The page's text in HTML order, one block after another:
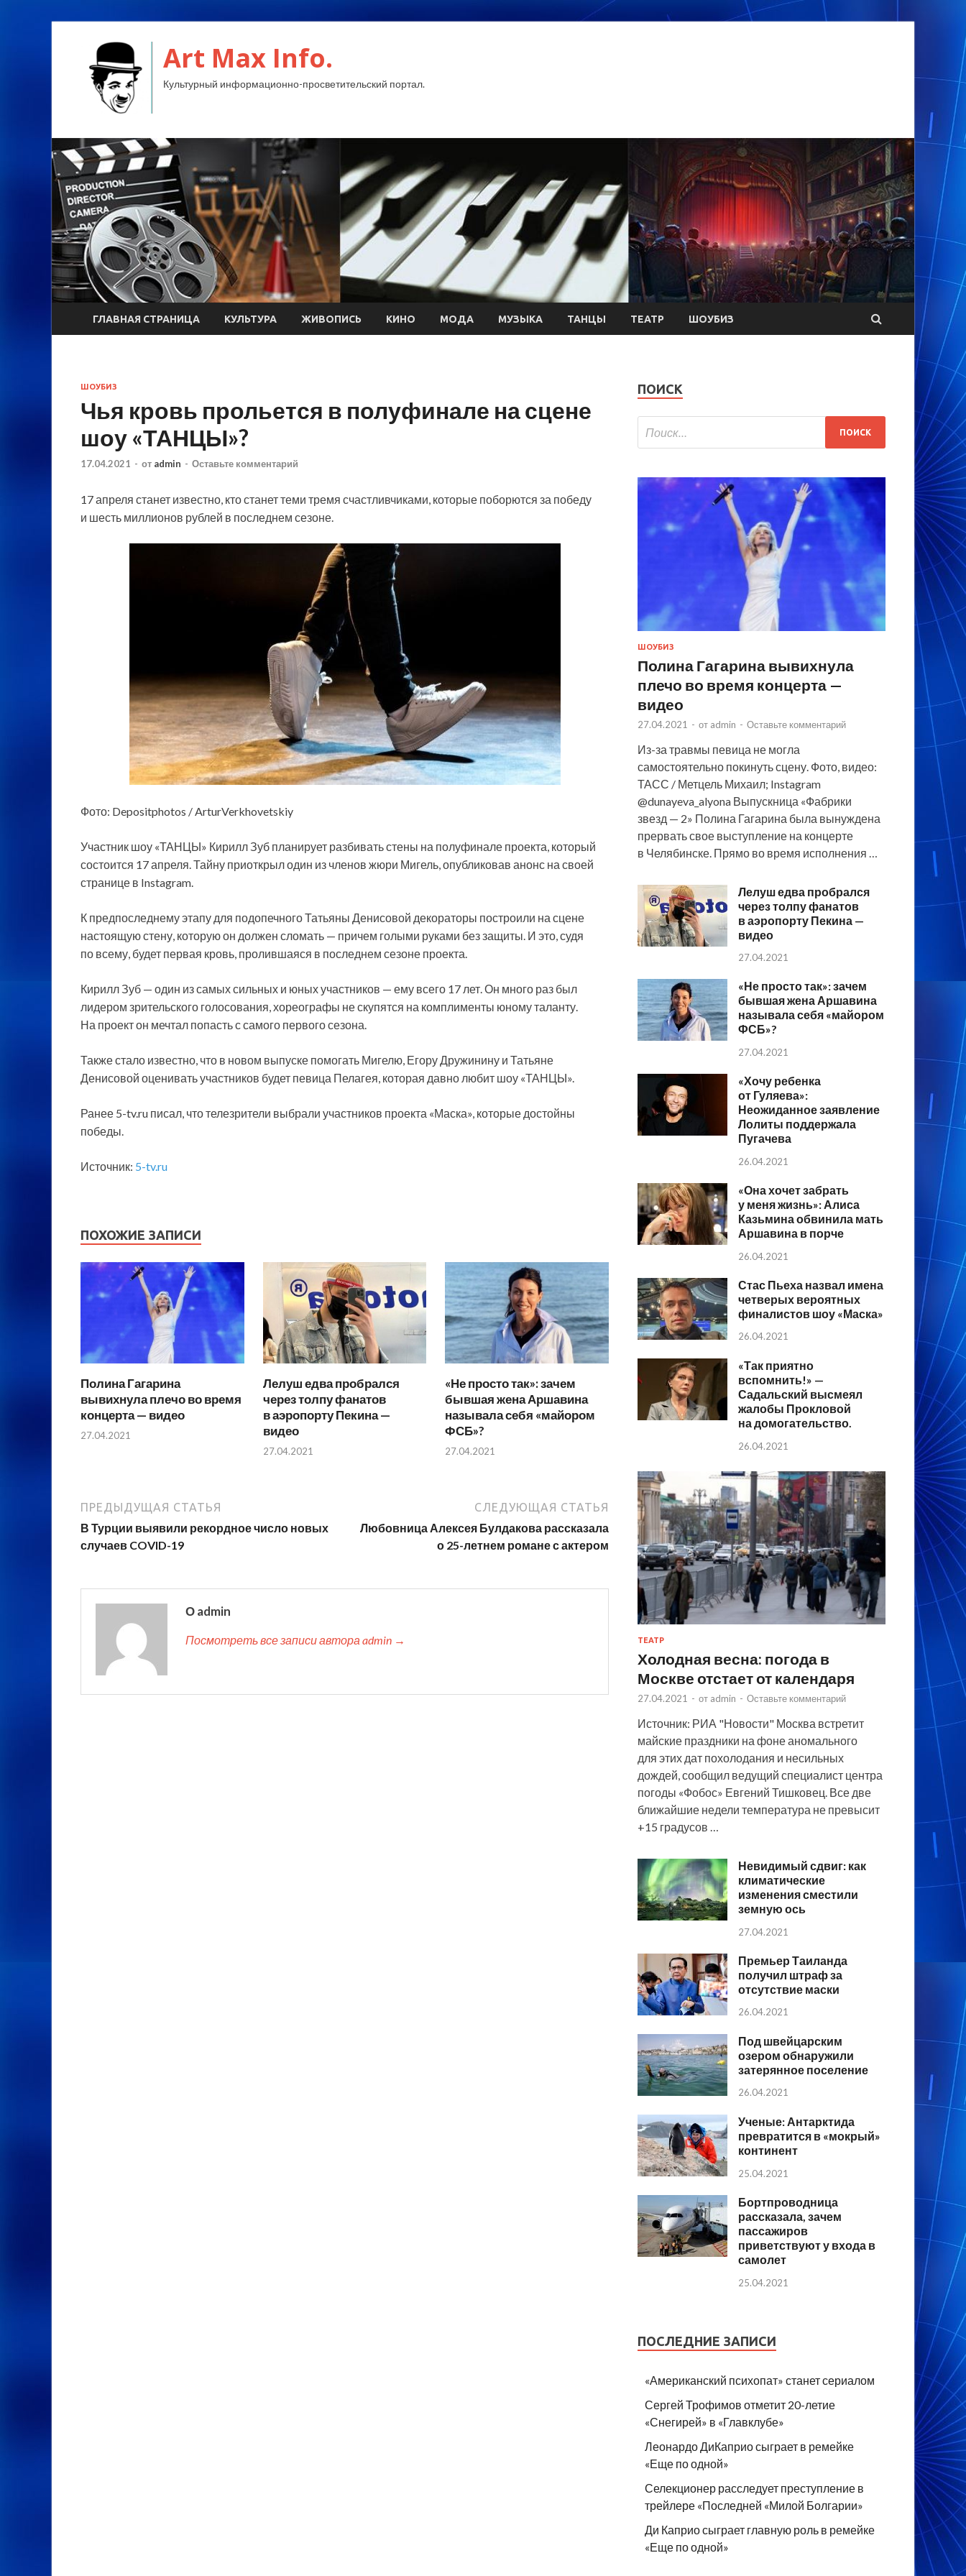
Art Max Info.
Культурный информационно-просветительский портал.
ГЛАВНАЯ СТРАНИЦА КУЛЬТУРА ЖИВОПИСЬ КИНО МОДА МУЗЫКА ТАНЦЫ ТЕАТР ШОУБИЗ
ШОУБИЗ
Чья кровь прольется в полуфинале на сцене
шоу «ТАНЦЫ»?
17.04.2021 - от admin - Оставьте комментарий
17 апреля станет известно, кто станет теми тремя счастливчиками, которые поборются за победу
и шесть миллионов рублей в последнем сезоне.
Фото: Depositphotos / ArturVerkhovetskiy
Участник шоу «ТАНЦЫ» Кирилл Зуб планирует разбивать стены на полуфинале проекта, который
состоится 17 апреля. Тайну приоткрыл один из членов жюри Мигель, опубликовав анонс на своей
странице в Instagram.
К предпоследнему этапу для подопечного Татьяны Денисовой декораторы построили на сцене
настоящую стену, которую он должен сломать — причем голыми руками без защиты. И это, судя
по всему, будет первая кровь, пролившаяся в последнем сезоне проекта.
Кирилл Зуб — один из самых сильных и юных участников — ему всего 17 лет. Он много раз был
лидером зрительского голосования, хореографы не скупятся на комплименты юному таланту.
На проект он мечтал попасть с самого первого сезона.
Также стало известно, что в новом выпуске помогать Мигелю, Егору Дружинину и Татьяне
Денисовой оценивать участников будет певица Пелагея, которая давно любит шоу «ТАНЦЫ».
Ранее 5-tv.ru писал, что телезрители выбрали участников проекта «Маска», которые достойны
победы.
Источник: 5-tv.ru
ПОХОЖИЕ ЗАПИСИ
Полина Гагарина
вывихнула плечо во время
концерта — видео
27.04.2021
Лелуш едва пробрался
через толпу фанатов
в аэропорту Пекина —
видео
27.04.2021
«Не просто так»: зачем
бывшая жена Аршавина
называла себя «майором
ФСБ»?
27.04.2021
ПРЕДЫДУЩАЯ СТАТЬЯ
В Турции выявили рекордное число новых
случаев COVID-19
СЛЕДУЮЩАЯ СТАТЬЯ
Любовница Алексея Булдакова рассказала
о 25-летнем романе с актером
О admin
Посмотреть все записи автора admin →
ПОИСК
ШОУБИЗ
Полина Гагарина вывихнула
плечо во время концерта —
видео
27.04.2021 - от admin - Оставьте комментарий
Из-за травмы певица не могла
самостоятельно покинуть сцену. Фото, видео:
ТАСС / Метцель Михаил; Instagram
@dunayeva_alyona Выпускница «Фабрики
звезд — 2» Полина Гагарина была вынуждена
прервать свое выступление на концерте
в Челябинске. Прямо во время исполнения …
Лелуш едва пробрался
через толпу фанатов
в аэропорту Пекина —
видео
27.04.2021
«Не просто так»: зачем
бывшая жена Аршавина
называла себя «майором
ФСБ»?
27.04.2021
«Хочу ребенка
от Гуляева»:
Неожиданное заявление
Лолиты поддержала
Пугачева
26.04.2021
«Она хочет забрать
у меня жизнь»: Алиса
Казьмина обвинила мать
Аршавина в порче
26.04.2021
Стас Пьеха назвал имена
четверых вероятных
финалистов шоу «Маска»
26.04.2021
«Так приятно
вспомнить!» —
Садальский высмеял
жалобы Прокловой
на домогательство.
26.04.2021
ТЕАТР
Холодная весна: погода в
Москве отстает от календаря
27.04.2021 - от admin - Оставьте комментарий
Источник: РИА "Новости" Москва встретит
майские праздники на фоне аномального
для этих дат похолодания и несильных
дождей, сообщил ведущий специалист центра
погоды «Фобос» Евгений Тишковец. Все две
ближайшие недели температура не превысит
+15 градусов …
Невидимый сдвиг: как
климатические
изменения сместили
земную ось
27.04.2021
Премьер Таиланда
получил штраф за
отсутствие маски
26.04.2021
Под швейцарским
озером обнаружили
затерянное поселение
26.04.2021
Ученые: Антарктида
превратится в «мокрый»
континент
25.04.2021
Бортпроводница
рассказала, зачем
пассажиров
приветствуют у входа в
самолет
25.04.2021
ПОСЛЕДНИЕ ЗАПИСИ
«Американский психопат» станет сериалом
Сергей Трофимов отметит 20-летие
«Снегирей» в «Главклубе»
Леонардо ДиКаприо сыграет в ремейке
«Еще по одной»
Селекционер расследует преступление в
трейлере «Последней «Милой Болгарии»
Ди Каприо сыграет главную роль в ремейке
«Еще по одной»